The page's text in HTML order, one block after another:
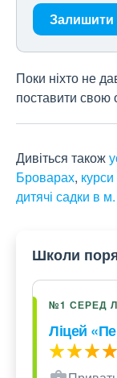
Залишити
Поки ніхто не
поставити свою
Дивіться також
Броварах,
дитячі садки в
Школи
№1 СЕРЕД
Ліцей